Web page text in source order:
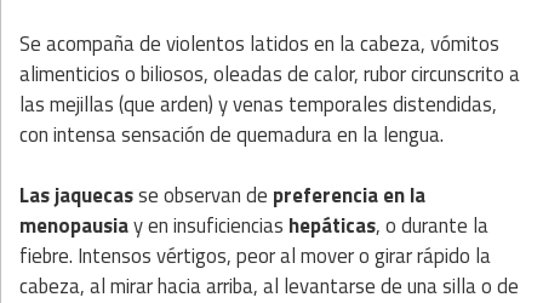
Se acompaña de violentos latidos en la cabeza, vómitos
alimenticios o biliosos, oleadas de calor, rubor circunscrito a
las mejillas (que arden) y venas temporales distendidas,
con intensa sensación de quemadura en la lengua.
Las jaquecasse observan de preferencia en la
menopausiay en insuficiencias hepáticas, o durante la
fiebre. Intensos vértigos, peor al mover o girar rápido la
cabeza, al mirar hacia arriba, al levantarse de una silla o de